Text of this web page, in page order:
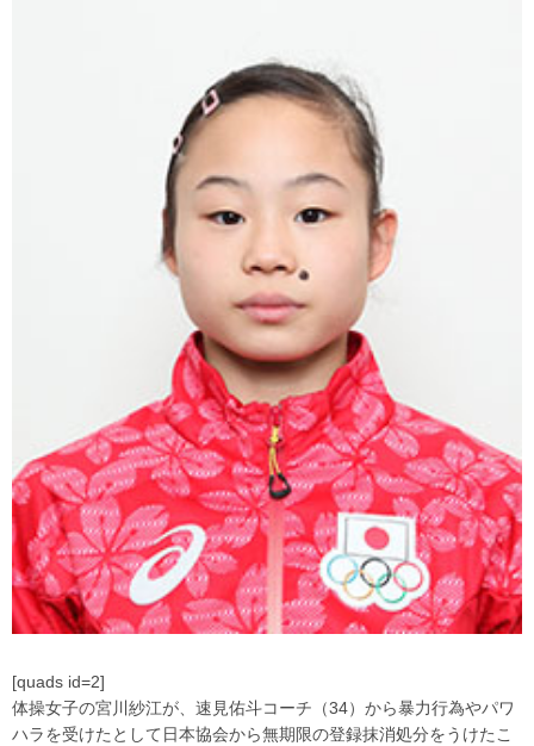
[quads id=2]
体操女子の宮川紗江が、速見佑斗コーチ（34）から暴力行為やパワ
ハラを受けたとして日本協会から無期限の登録抹消処分をうけたこ